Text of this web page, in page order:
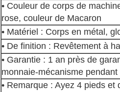
• Couleur de corps de
rose, couleur de Macaron
• Matériel : Corps en métal,
• De finition : Revêtement à
• Garantie : 1 an près de
monnaie-mécanisme pendant
• Remarque : Ayez 4 pieds